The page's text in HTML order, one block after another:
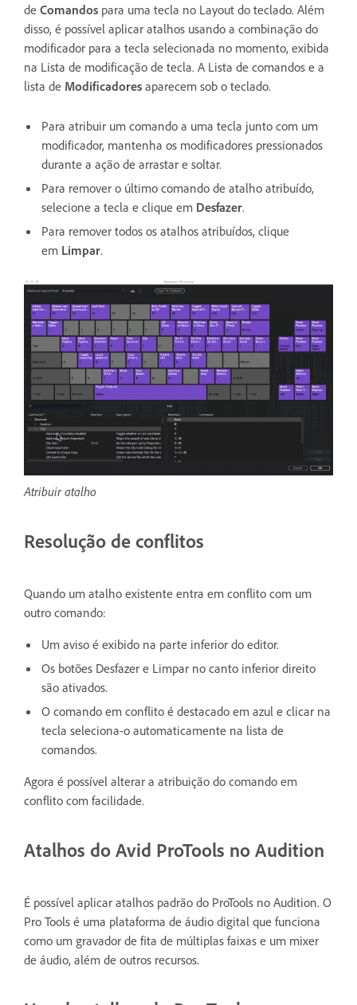
de Comandos para uma tecla no Layout do teclado. Além
disso, é possível aplicar atalhos usando a combinação do
modificador para a tecla selecionada no momento, exibida
na Lista de modificação de tecla. A Lista de comandos e a
lista de Modificadores aparecem sob o teclado.
Para atribuir um comando a uma tecla junto com um
modificador, mantenha os modificadores pressionados
durante a ação de arrastar e soltar.
Para remover o último comando de atalho atribuído,
selecione a tecla e clique em Desfazer.
Para remover todos os atalhos atribuídos, clique
em Limpar.
Atribuir atalho
Resolução de conflitos
Quando um atalho existente entra em conflito com um
outro comando:
Um aviso é exibido na parte inferior do editor.
Os botões Desfazer e Limpar no canto inferior direito
são ativados.
O comando em conflito é destacado em azul e clicar na
tecla seleciona-o automaticamente na lista de
comandos.
Agora é possível alterar a atribuição do comando em
conflito com facilidade.
Atalhos do Avid ProTools no Audition
É possível aplicar atalhos padrão do ProTools no Audition. O
Pro Tools é uma plataforma de áudio digital que funciona
como um gravador de fita de múltiplas faixas e um mixer
de áudio, além de outros recursos.